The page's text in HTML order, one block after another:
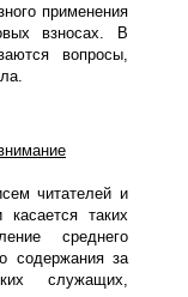
применения
взносах. В
вопросы,
читателей и
таких
среднего
содержания за
служащих,